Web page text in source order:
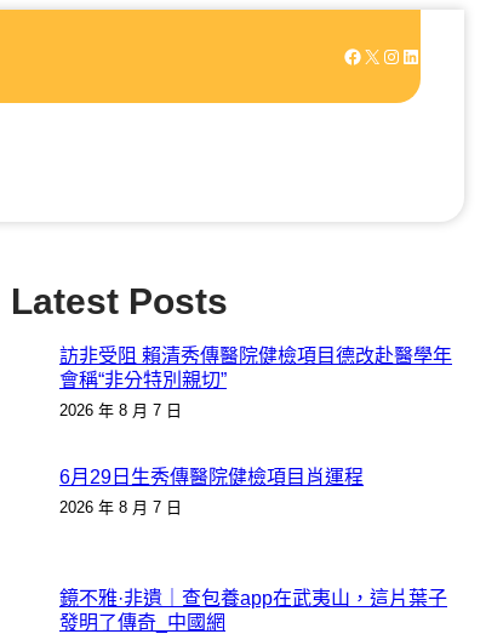
Facebook X Instagram LinkedIn
Latest Posts
訪非受阻 賴清秀傳醫院健檢項目德改赴醫學年
會稱“非分特別親切”
2026 年 8 月 7 日
6月29日生秀傳醫院健檢項目肖運程
2026 年 8 月 7 日
鏡不雅·非遺｜查包養app在武夷山，這片葉子
發明了傳奇_中國網